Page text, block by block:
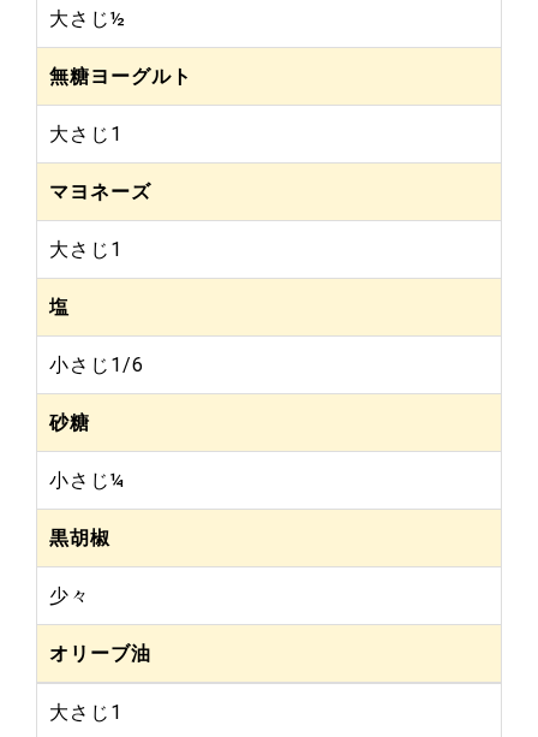
大さじ½
無糖ヨーグルト
大さじ1
マヨネーズ
大さじ1
塩
小さじ1/6
砂糖
小さじ¼
黒胡椒
少々
オリーブ油
大さじ1